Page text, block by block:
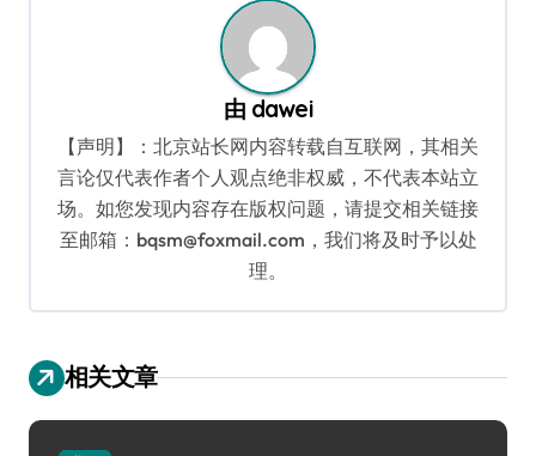
由 dawei
【声明】：北京站长网内容转载自互联网，其相关
言论仅代表作者个人观点绝非权威，不代表本站立
场。如您发现内容存在版权问题，请提交相关链接
至邮箱：bqsm@foxmail.com，我们将及时予以处
理。
相关文章